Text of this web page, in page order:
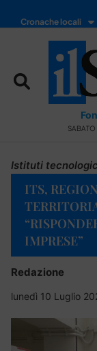
Cronache locali
Istituti
ITS,
IMPRESE”
Redazione
lunedì 10 Luglio